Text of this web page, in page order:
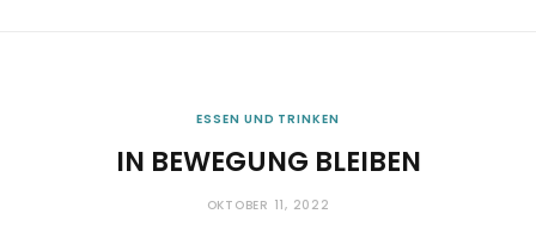
ESSEN UND TRINKEN
IN BEWEGUNG BLEIBEN
OKTOBER 11, 2022